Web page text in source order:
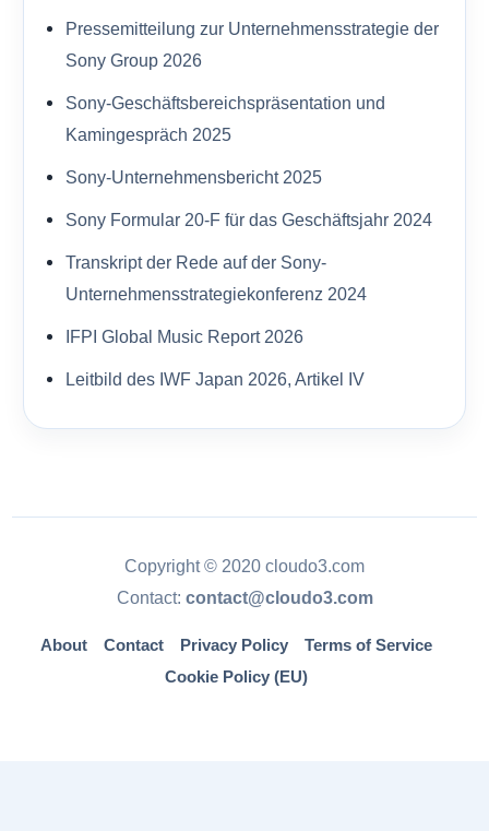
Pressemitteilung zur Unternehmensstrategie der
Sony Group 2026
Sony-Geschäftsbereichspräsentation und
Kamingespräch 2025
Sony-Unternehmensbericht 2025
Sony Formular 20-F für das Geschäftsjahr 2024
Transkript der Rede auf der Sony-
Unternehmensstrategiekonferenz 2024
IFPI Global Music Report 2026
Leitbild des IWF Japan 2026, Artikel IV
Copyright © 2020 cloudo3.com
Contact: contact@cloudo3.com
About Contact Privacy Policy
Terms of Service
Cookie Policy (EU)